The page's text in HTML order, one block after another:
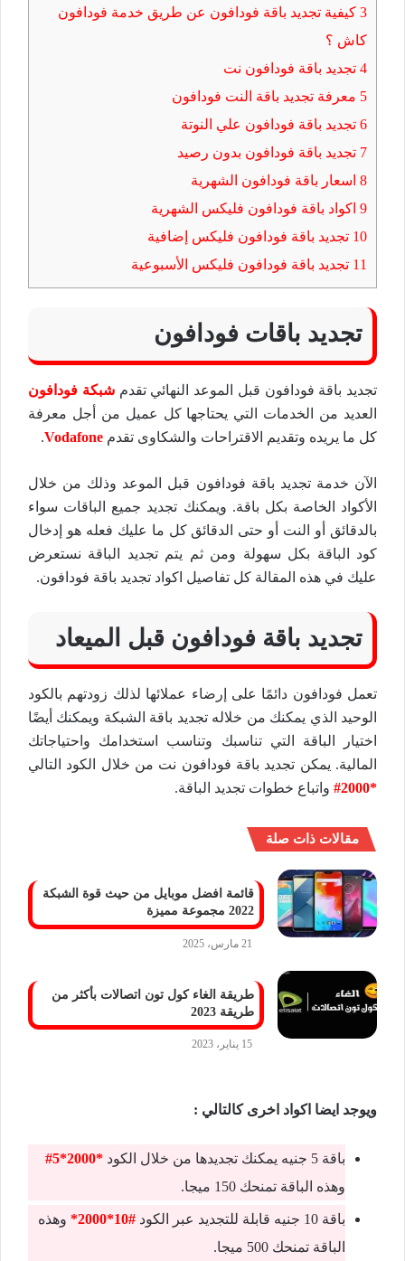
3 كيفية تجديد باقة فودافون عن طريق خدمة فودافون
كاش ؟
4 تجديد باقة فودافون نت
5 معرفة تجديد باقة النت فودافون
6 تجديد باقة فودافون علي النوتة
7 تجديد باقة فودافون بدون رصيد
8 اسعار باقة فودافون الشهرية
9 اكواد باقة فودافون فليكس الشهرية
10 تجديد باقة فودافون فليكس إضافية
11 تجديد باقة فودافون فليكس الأسبوعية
تجديد باقات فودافون
تجديد باقة فودافون قبل الموعد النهائي تقدمشبكة فودافون
العديد من الخدمات التي يحتاجها كل عميل من أجل معرفة
كل ما يريده وتقديم الاقتراحات والشكاوى تقدم Vodafone
.
الآن خدمة تجديد باقة فودافون قبل الموعد وذلك من خلال
الأكواد الخاصة بكل باقة. ويمكنك تجديد جميع الباقات سواء
بالدقائق أو النت أو حتى الدقائق كل ما عليك فعله هو إدخال
كود الباقة بكل سهولة ومن ثم يتم تجديد الباقة نستعرض
عليك في هذه المقالة كل تفاصيل اكواد تجديد باقة فودافون.
تجديد باقة فودافون قبل الميعاد
تعمل فودافون دائمًا على إرضاء عملائها لذلك زودتهم بالكود
الوحيد الذي يمكنك من خلاله تجديد باقة الشبكة ويمكنك أيضًا
اختيار الباقة التي تناسبك وتناسب استخدامك واحتياجاتك
المالية. يمكن تجديد باقة فودافون نت من خلال الكود التالي
*2000#
واتباع خطوات تجديد الباقة.
مقالات ذات صلة
قائمة افضل موبايل من حيث قوة الشبكة
2022 مجموعة مميزة
21 مارس، 2025
طريقة الغاء كول تون اتصالات بأكثر من
طريقة 2023
15 يناير، 2023
ويوجد ايضا اكواد اخرى كالتالي :
باقة 5 جنيه يمكنك تجديدها من خلال الكود
*2000*5#
وهذه الباقة تمنحك 150 ميجا.
باقة 10 جنيه قابلة للتجديد عبر الكود #10*2000*
وهذه
الباقة تمنحك 500 ميجا.